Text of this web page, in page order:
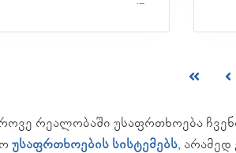
რეალობაში უსაფრთხოება
უსაფრთხოების სისტემებს, არამედ